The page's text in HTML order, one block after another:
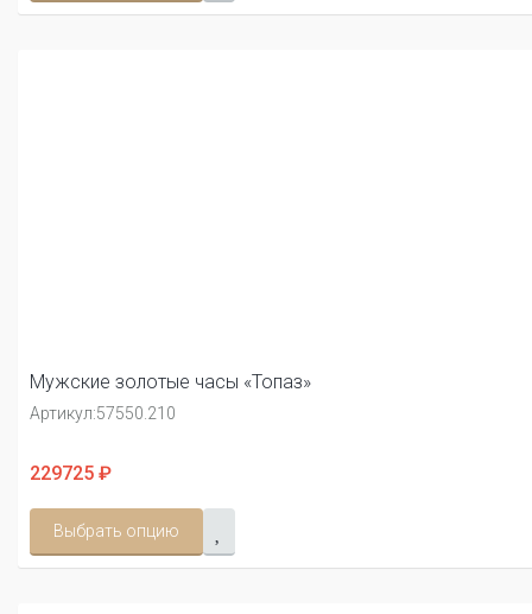
Мужские золотые часы «Топаз»
Артикул:57550.210
229725 ₽
Выбрать опцию